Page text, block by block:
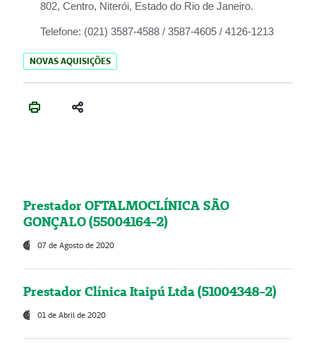
802, Centro, Niterói, Estado do Rio de Janeiro.
Telefone: (021) 3587-4588 / 3587-4605 / 4126-1213
NOVAS AQUISIÇÕES
Prestador OFTALMOCLÍNICA SÃO
GONÇALO (55004164-2)
07 de Agosto de 2020
Prestador Clínica Itaipú Ltda (51004348-2)
01 de Abril de 2020